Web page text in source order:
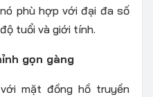
phù hợp với đại đa số
tuổi và giới tính.
gọn gàng
mặt đồng hồ truyền